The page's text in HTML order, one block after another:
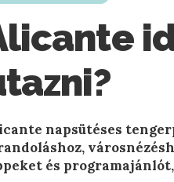
napsütéses
és